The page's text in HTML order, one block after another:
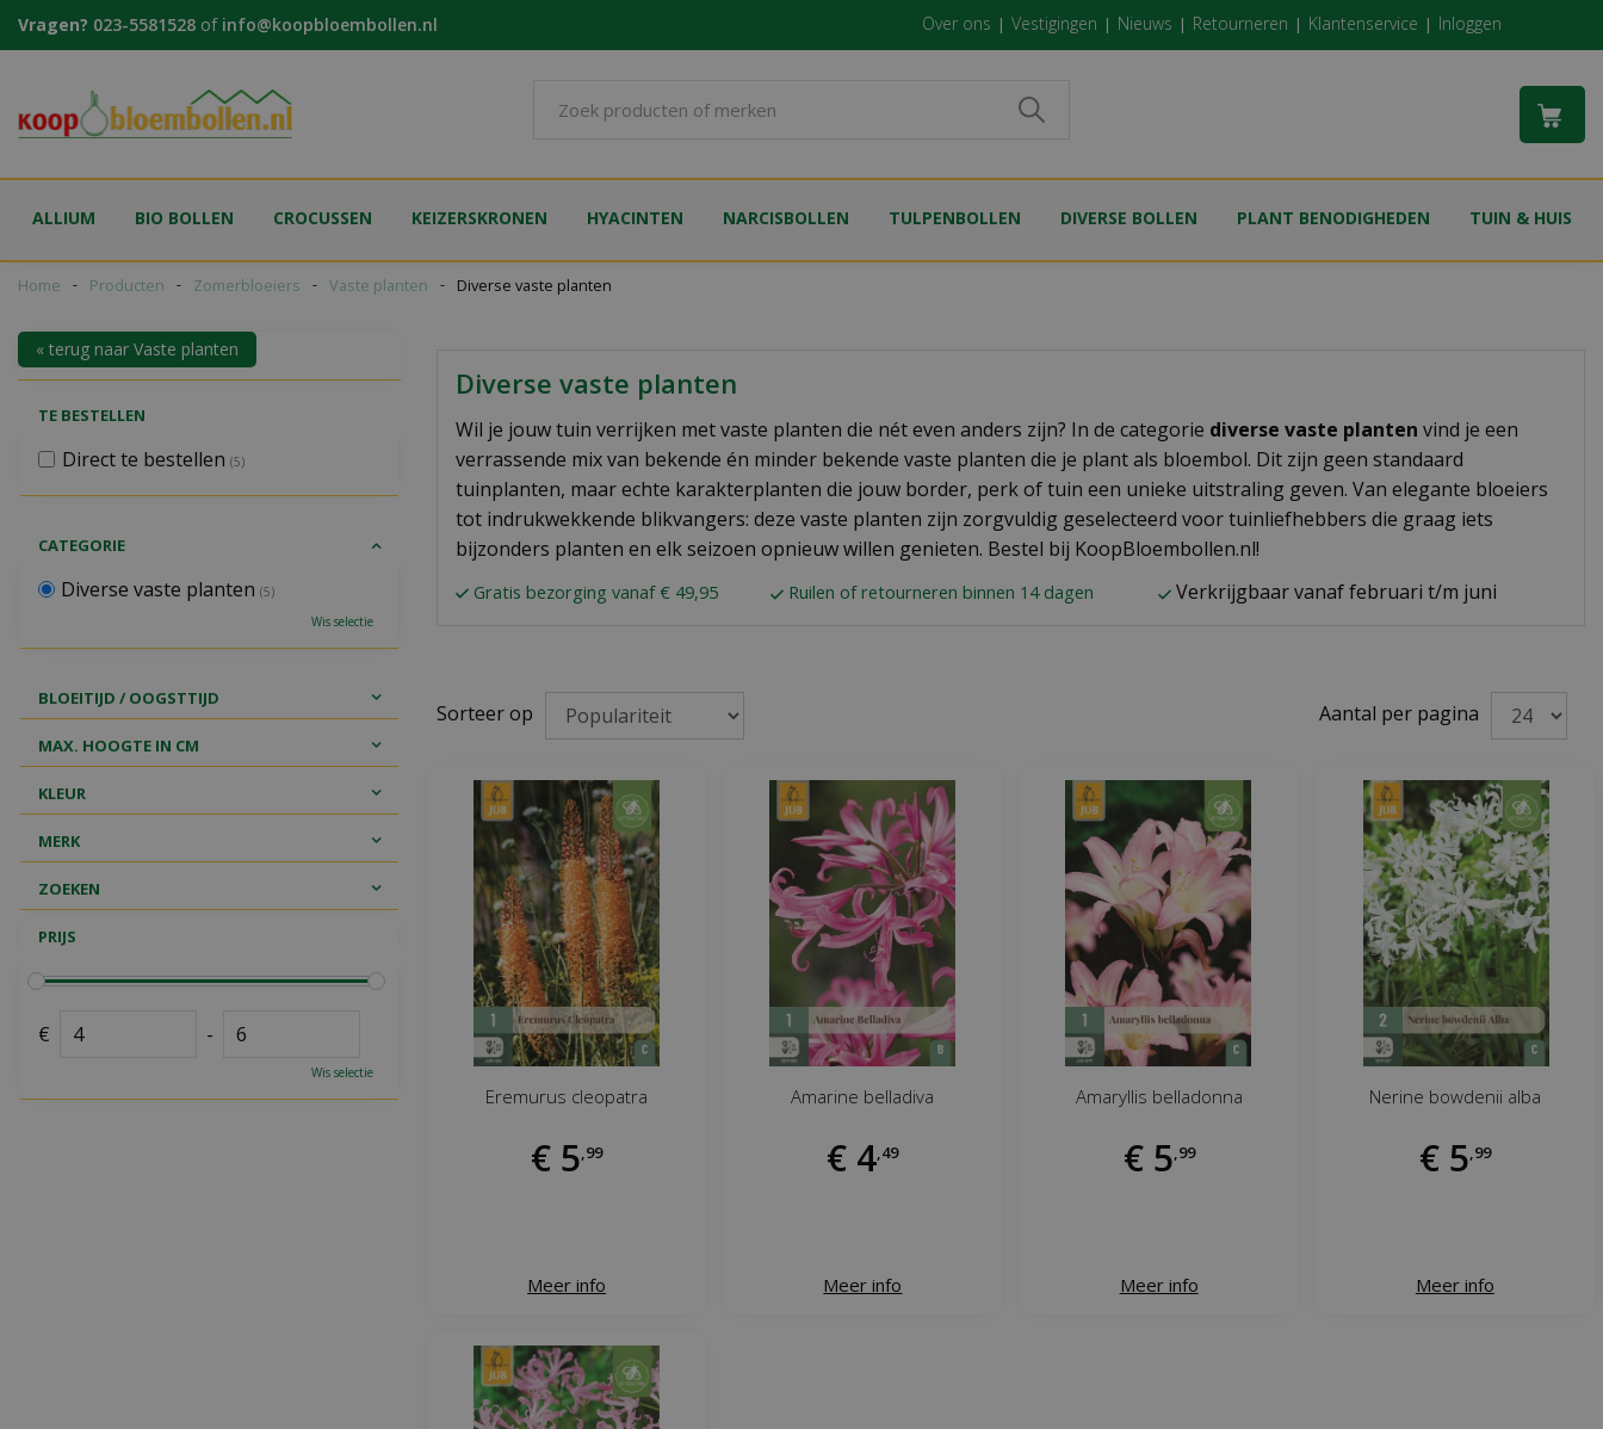
naar
Home Producten Zomerbloeiers Vaste planten Diverse vaste planten
Vragen? 023-5581528 of info@koopbloembollen.nl Over ons Vestigingen Nieuws Retourneren Klantenservice Inloggen
ALLIUM BIO BOLLEN CROCUSSEN KEIZERSKRONEN HYACINTEN NARCISBOLLEN TULPENBOLLEN DIVERSE BOLLEN PLANT BENODIGHEDEN TUIN & HUIS
Diverse vaste planten
Wil je jouw tuin verrijken met vaste planten die nét even anders zijn? In de categorie diverse vaste planten vind je een
verrassende mix van bekende én minder bekende vaste planten die je plant als bloembol. Dit zijn geen standaard
tuinplanten, maar echte karakterplanten die jouw border, perk of tuin een unieke uitstraling geven. Van elegante bloeiers
tot indrukwekkende blikvangers: deze vaste planten zijn zorgvuldig geselecteerd voor tuinliefhebbers die graag iets
bijzonders planten en elk seizoen opnieuw willen genieten. Bestel bij KoopBloembollen.nl!
Gratis bezorging vanaf € 49,95 Ruilen of retourneren binnen 14 dagen Verkrijgbaar vanaf februari t/m juni
Aantal per pagina
Sorteer op
Eremurus cleopatra
€ 5 99
Meer info
Amarine belladiva
€ 4 49
Meer info
Amaryllis belladonna
€ 5 99
Meer info
Nerine bowdenii alba
€ 5 99
Meer info
« terug naar Vaste planten
TE BESTELLEN
Direct te bestellen (5)
CATEGORIE
Diverse vaste planten (5)
Wis selectie
BLOEITIJD / OOGSTTIJD
MAX. HOOGTE IN CM
KLEUR
MERK
ZOEKEN
PRIJS
€ -
Wis selectie